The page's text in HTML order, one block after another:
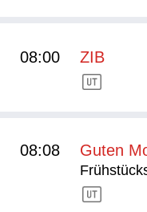
08:00 ZIB
08:08 Guten